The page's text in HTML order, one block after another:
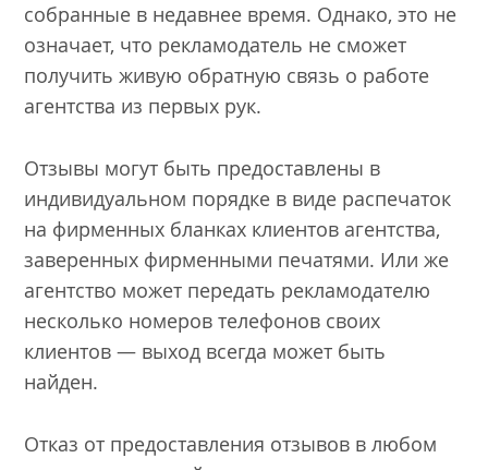
собранные в недавнее время. Однако, это не
означает, что рекламодатель не сможет
получить живую обратную связь о работе
агентства из первых рук.
Отзывы могут быть предоставлены в
индивидуальном порядке в виде распечаток
на фирменных бланках клиентов агентства,
заверенных фирменными печатями. Или же
агентство может передать рекламодателю
несколько номеров телефонов своих
клиентов — выход всегда может быть
найден.
Отказ от предоставления отзывов в любом